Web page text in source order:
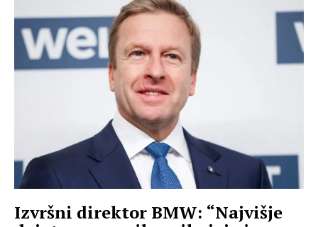
Izvršni direktor BMW: “Najvišje